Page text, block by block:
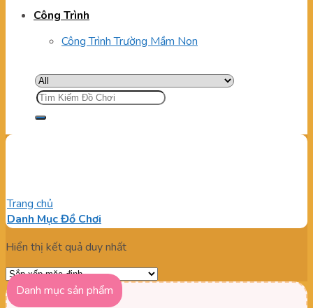
Công Trình
Công Trình Trường Mầm Non
Tìm
kiếm:
Trang chủ
Danh Mục Đồ Chơi
Hiển thị kết quả duy nhất
Danh mục sản phẩm